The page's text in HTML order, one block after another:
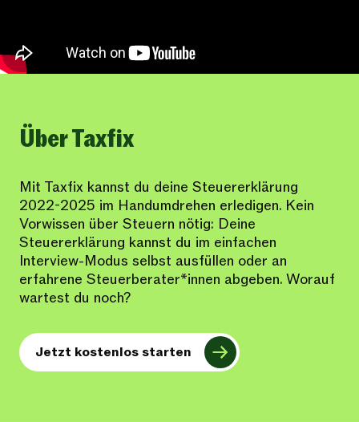
Über Taxfix
Mit Taxfix kannst du deine Steuererklärung
2022-2025 im Handumdrehen erledigen. Kein
Vorwissen über Steuern nötig: Deine
Steuererklärung kannst du im einfachen
Interview-Modus selbst ausfüllen oder an
erfahrene Steuerberater*innen abgeben. Worauf
wartest du noch?
Jetzt kostenlos starten